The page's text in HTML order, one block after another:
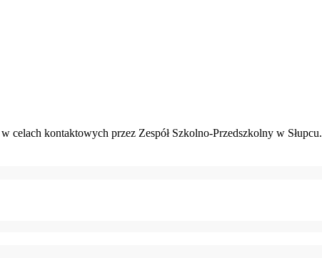
kontaktowych przez Zespół Szkolno-Przedszkolny w Słupcu.